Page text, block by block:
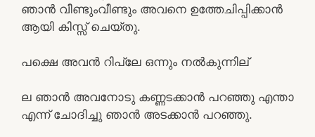
ഞാൻ വീണ്ടുംവീണ്ടും അവനെ ഉത്തേചിപ്പിക്കാൻ
ആയി കിസ്സ് ചെയ്തു.
പക്ഷെ അവൻ റിപ്ലേ ഒന്നും നൽകുന്നില്
ല ഞാൻ അവനോടു കണ്ണടക്കാൻ പറഞ്ഞു എന്താ
എന്ന് ചോദിച്ചു ഞാൻ അടക്കാൻ പറഞ്ഞു.